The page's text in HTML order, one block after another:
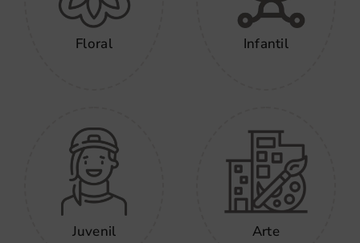
Floral Infantil
Juvenil Arte